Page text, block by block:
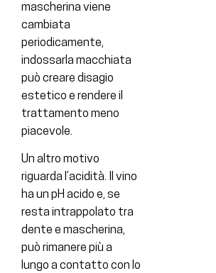
mascherina viene
cambiata
periodicamente,
indossarla macchiata
può creare disagio
estetico e rendere il
trattamento meno
piacevole.
Un altro motivo
riguarda l’acidità. Il vino
ha un pH acido e, se
resta intrappolato tra
dente e mascherina,
può rimanere più a
lungo a contatto con lo